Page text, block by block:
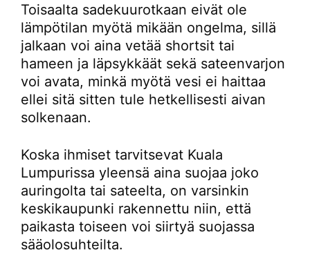
Toisaalta sadekuurotkaan eivät ole
lämpötilan myötä mikään ongelma, sillä
jalkaan voi aina vetää shortsit tai
hameen ja läpsykkäät sekä sateenvarjon
voi avata, minkä myötä vesi ei haittaa
ellei sitä sitten tule hetkellisesti aivan
solkenaan.
Koska ihmiset tarvitsevat Kuala
Lumpurissa yleensä aina suojaa joko
auringolta tai sateelta, on varsinkin
keskikaupunki rakennettu niin, että
paikasta toiseen voi siirtyä suojassa
sääolosuhteilta.